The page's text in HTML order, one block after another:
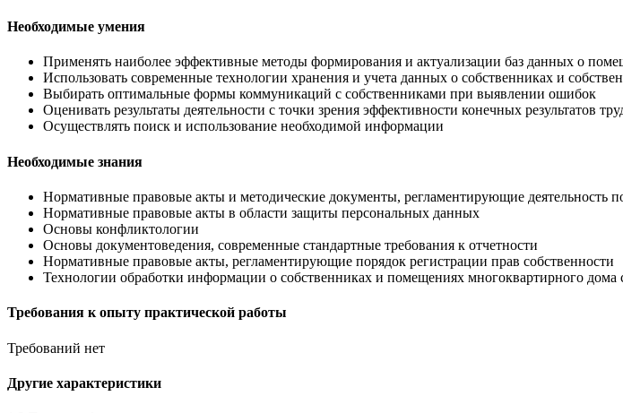
Необходимые умения
Применять наиболее эффективные методы формирования и актуализации баз данных о
Использовать современные технологии хранения и учета данных о собственниках и
Выбирать оптимальные формы коммуникаций с собственниками при выявлении ошибок
Оценивать результаты деятельности с точки зрения эффективности конечных результатов
Осуществлять поиск и использование необходимой информации
Необходимые знания
Нормативные правовые акты и методические документы, регламентирующие деятельность
Нормативные правовые акты в области защиты персональных данных
Основы конфликтологии
Основы документоведения, современные стандартные требования к отчетности
Нормативные правовые акты, регламентирующие порядок регистрации прав собственности
Технологии обработки информации о собственниках и помещениях многоквартирного
Требования к опыту практической работы
Требований нет
Другие характеристики